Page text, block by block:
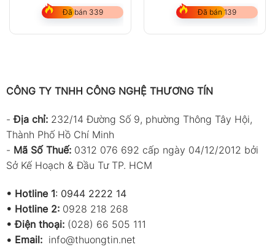
Đã bán 339 Đã bán 139
CÔNG TY TNHH CÔNG NGHỆ THƯƠNG TÍN
-Địa chỉ: 232/14 Đường Số 9, phường Thông Tây Hội,
Thành Phố Hồ Chí Minh
- Mã Số Thuế: 0312 076 692 cấp ngày 04/12/2012 bởi
Sở Kế Hoạch & Đầu Tư TP. HCM
• Hotline 1: 0944 2222 14
• Hotline 2: 0928 218 268
• Điện thoại: (028) 66 505 111
• Email: info@thuongtin.net